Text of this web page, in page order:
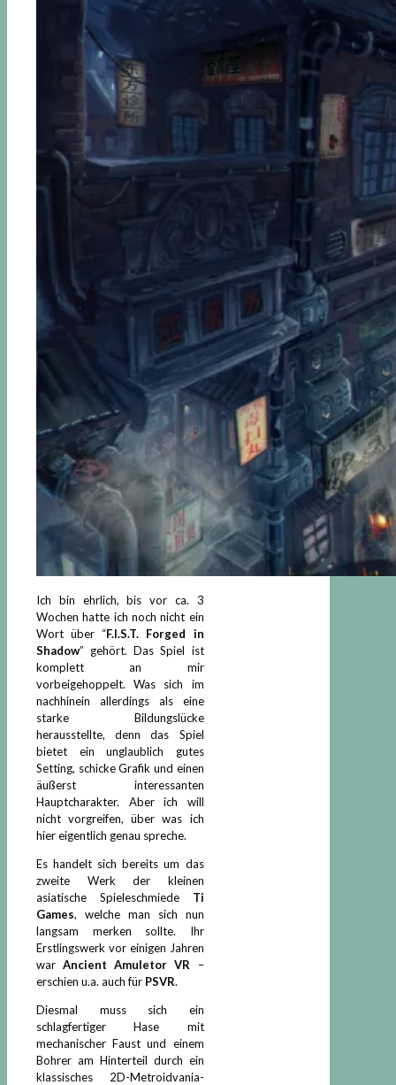
Ich bin ehrlich, bis vor ca. 3
Wochen hatte ich noch nicht ein
Wort über “F.I.S.T. Forged in
Shadow” gehört. Das Spiel ist
komplett an mir
vorbeigehoppelt. Was sich im
nachhinein allerdings als eine
starke Bildungslücke
herausstellte, denn das Spiel
bietet ein unglaublich gutes
Setting, schicke Grafik und einen
äußerst interessanten
Hauptcharakter. Aber ich will
nicht vorgreifen, über was ich
hier eigentlich genau spreche.
Es handelt sich bereits um das
zweite Werk der kleinen
asiatische Spieleschmiede Ti
Games, welche man sich nun
langsam merken sollte. Ihr
Erstlingswerk vor einigen Jahren
warAncient Amuletor VR –
erschien u.a. auch für PSVR.
Diesmal muss sich ein
schlagfertiger Hase mit
mechanischer Faust und einem
Bohrer am Hinterteil durch ein
klassisches 2D-Metroidvania-